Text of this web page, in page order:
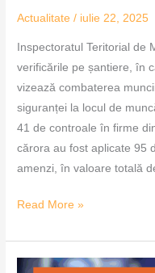
Actualitate / iulie 22, 2025
Inspectoratul Teritorial de
verificările pe șantiere, în
vizează combaterea
siguranței la locul de
41 de controale în firme
cărora au fost aplicate 95
amenzi, în valoare totală
Read More »
Campanie